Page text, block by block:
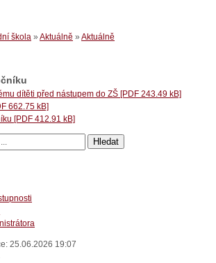
škola » Aktuálně » Aktuálně
dítěti před nástupem do ZŠ [PDF 243.49 kB]
662.75 kB]
[PDF 412.91 kB]
Hledat
25.06.2026 19:07